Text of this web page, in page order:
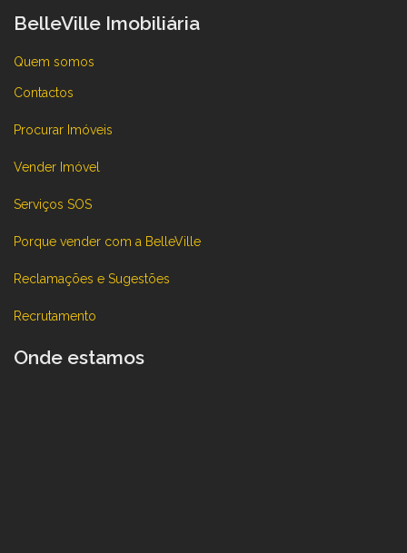
BelleVille Imobiliária
Quem somos
Contactos
Procurar Imóveis
Vender Imóvel
Serviços SOS
Porque vender com a BelleVille
Reclamações e Sugestões
Recrutamento
Onde estamos